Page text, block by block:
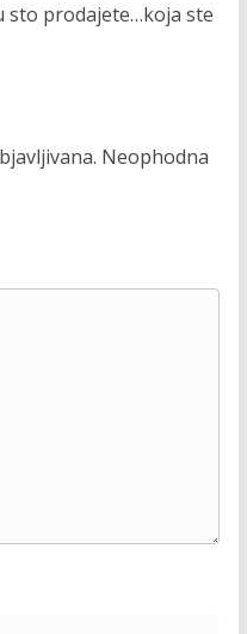
sto prodajete…koja ste
Neophodna